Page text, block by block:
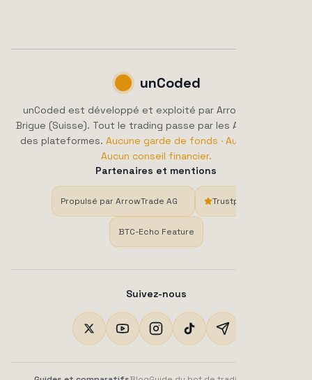
unCoded
unCoded est développé et exploité par ArrowTrade AG,
Brigue (Suisse). Tout le trading passe par les API officielles
des plateformes. Aucune garde de fonds · Aucun dépôt ·
Aucun conseil financier.
Partenaires et mentions
Propulsé par ArrowTrade AG Trustpilot
BTC-Echo Feature
Suivez-nous